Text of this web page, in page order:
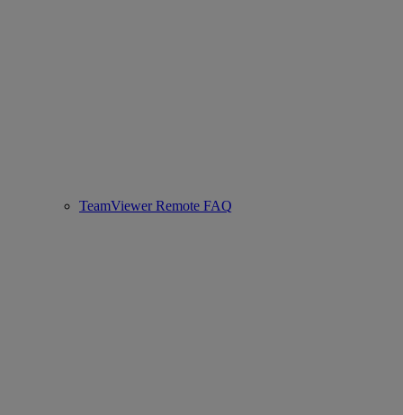
TeamViewer Remote FAQ